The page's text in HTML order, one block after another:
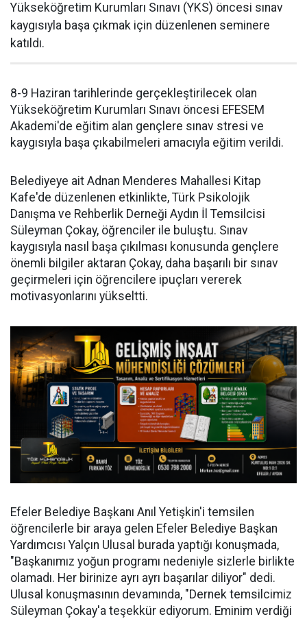
Yükseköğretim Kurumları Sınavı (YKS) öncesi sınav
kaygısıyla başa çıkmak için düzenlenen seminere
katıldı.
8-9 Haziran tarihlerinde gerçekleştirilecek olan
Yükseköğretim Kurumları Sınavı öncesi EFESEM
Akademi'de eğitim alan gençlere sınav stresi ve
kaygısıyla başa çıkabilmeleri amacıyla eğitim verildi.
Belediyeye ait Adnan Menderes Mahallesi Kitap
Kafe'de düzenlenen etkinlikte, Türk Psikolojik
Danışma ve Rehberlik Derneği Aydın İl Temsilcisi
Süleyman Çokay, öğrenciler ile buluştu. Sınav
kaygısıyla nasıl başa çıkılması konusunda gençlere
önemli bilgiler aktaran Çokay, daha başarılı bir sınav
geçirmeleri için öğrencilere ipuçları vererek
motivasyonlarını yükseltti.
Efeler Belediye Başkanı Anıl Yetişkin'i temsilen
öğrencilerle bir araya gelen Efeler Belediye Başkan
Yardımcısı Yalçın Ulusal burada yaptığı konuşmada,
"Başkanımız yoğun programı nedeniyle sizlerle birlikte
olamadı. Her birinize ayrı ayrı başarılar diliyor" dedi.
Ulusal konuşmasının devamında, "Dernek temsilcimiz
Süleyman Çokay'a teşekkür ediyorum. Eminim verdiği